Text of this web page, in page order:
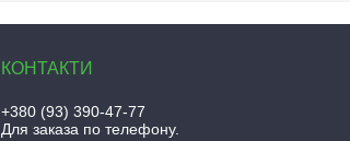
+380 (93) 390-47-77
Для заказа по телефону.